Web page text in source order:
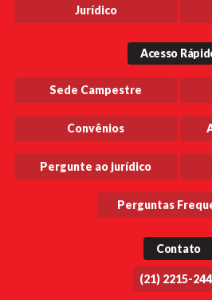
Jurídico
Acesso
Sede Campestre
Convênios
Pergunte ao jurídico
Perguntas
Contato
(21) 2215-